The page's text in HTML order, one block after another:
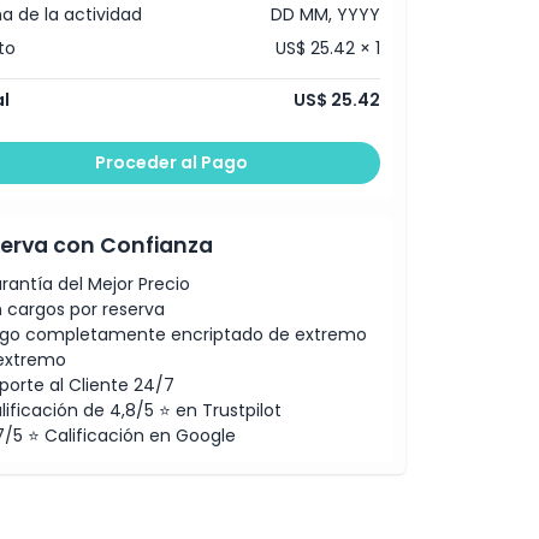
de la actividad
DD MM, YYYY
US$ 25.42 × 1
US$ 25.42
Proceder al Pago
con Confianza
del Mejor Precio
cargos por reserva
completamente encriptado de extremo
al Cliente 24/7
de 4,8/5 ⭐ en Trustpilot
5 ⭐ Calificación en Google